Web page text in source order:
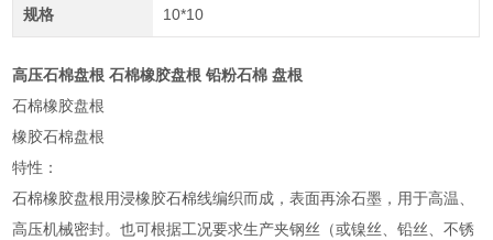
规格 10*10
高压石棉盘根 石棉橡胶盘根 铅粉石棉 盘根
石棉橡胶盘根
橡胶石棉盘根
特性：
石棉橡胶盘根用浸橡胶石棉线编织而成，表面再涂石墨，用于高温、
高压机械密封。也可根据工况要求生产夹钢丝（或镍丝、铅丝、不锈